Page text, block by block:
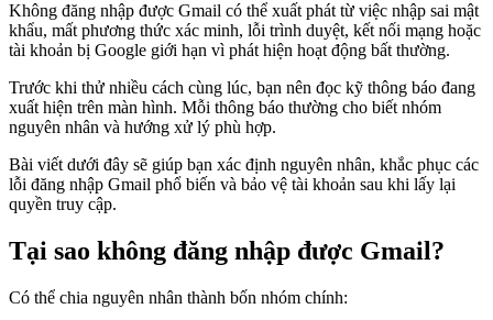
Không đăng nhập được Gmail có thể xuất phát từ việc nhập sai mật
khẩu, mất phương thức xác minh, lỗi trình duyệt, kết nối mạng hoặc
tài khoản bị Google giới hạn vì phát hiện hoạt động bất thường.
Trước khi thử nhiều cách cùng lúc, bạn nên đọc kỹ thông báo đang
xuất hiện trên màn hình. Mỗi thông báo thường cho biết nhóm
nguyên nhân và hướng xử lý phù hợp.
Bài viết dưới đây sẽ giúp bạn xác định nguyên nhân, khắc phục các
lỗi đăng nhập Gmail phổ biến và bảo vệ tài khoản sau khi lấy lại
quyền truy cập.
Tại sao không đăng nhập được Gmail?
Có thể chia nguyên nhân thành bốn nhóm chính: